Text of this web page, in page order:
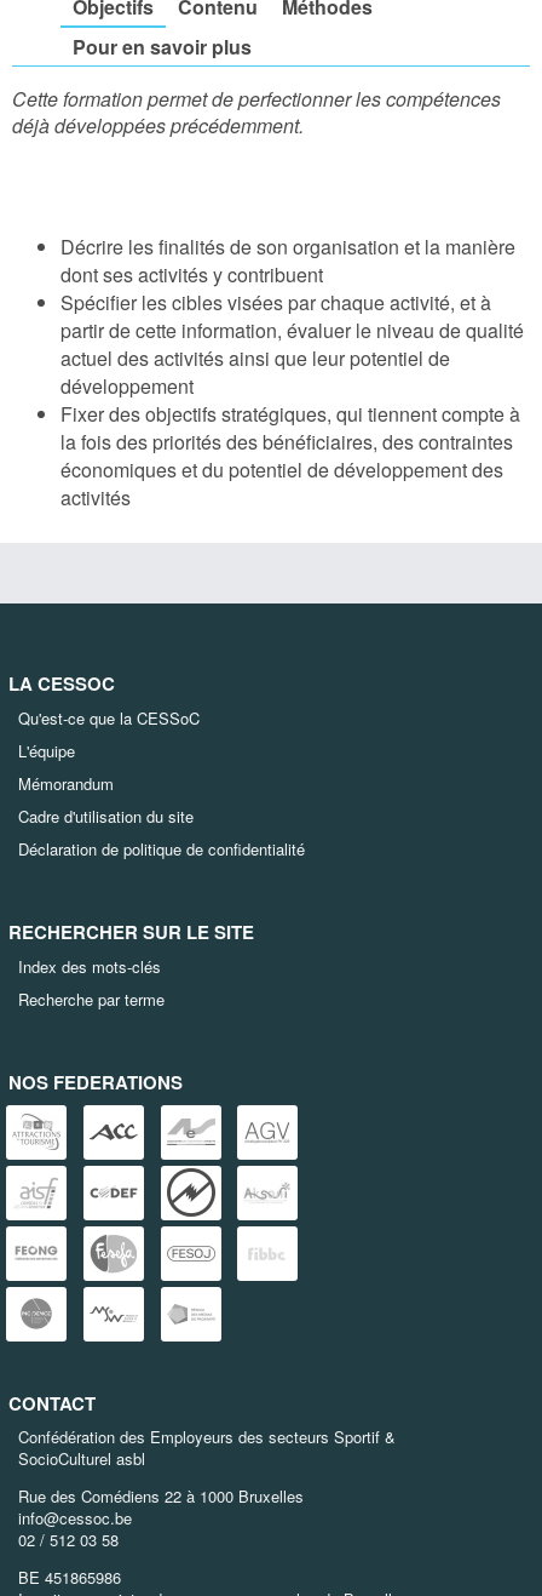
Objectifs Contenu
Méthodes
Pour en savoir plus
Cette formation permet de perfectionner les compétences
déjà développées précédemment.
Décrire les finalités de son organisation et la manière
dont ses activités y contribuent
Spécifier les cibles visées par chaque activité, et à
partir de cette information, évaluer le niveau de qualité
actuel des activités ainsi que leur potentiel de
développement
Fixer des objectifs stratégiques, qui tiennent compte à
la fois des priorités des bénéficiaires, des contraintes
économiques et du potentiel de développement des
activités
LA CESSOC
Qu'est-ce que la CESSoC
L'équipe
Mémorandum
Cadre d'utilisation du site
Déclaration de politique de confidentialité
RECHERCHER SUR LE SITE
Index des mots-clés
Recherche par terme
NOS FEDERATIONS
CONTACT
Confédération des Employeurs des secteurs Sportif &
SocioCulturel asbl
Rue des Comédiens 22 à 1000 Bruxelles
info@cessoc.be
02 / 512 03 58
BE 451865986